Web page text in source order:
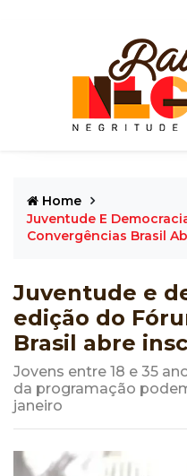
Home
Juventude E
Convergências Brasil
Juventude e
edição do
Brasil abre
Jovens entre 18 e 35
da programação
janeiro